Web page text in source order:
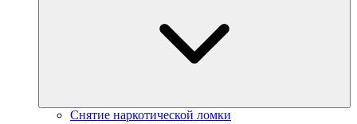
Снятие наркотической ломки